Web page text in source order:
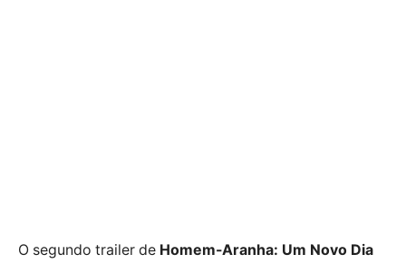
O segundo trailer de Homem-Aranha: Um Novo Dia